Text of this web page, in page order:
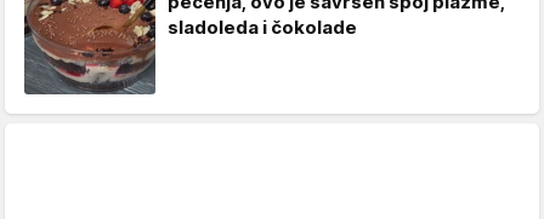
sladoleda i čokolade